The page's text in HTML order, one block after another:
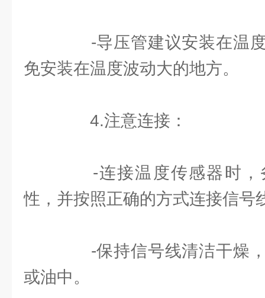
-导压管建议安装在温度
免安装在温度波动大的地方。
4.注意连接：
-连接温度传感器时，
性，并按照正确的方式连接信号
-保持信号线清洁干燥，
或油中。